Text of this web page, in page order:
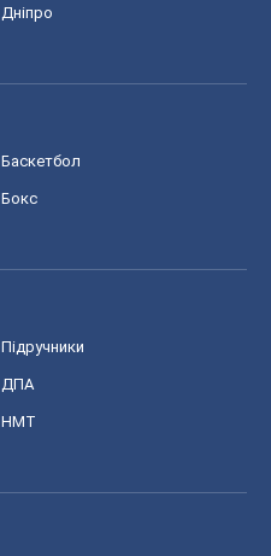
Дніпро
Баскетбол
Бокс
Підручники
ДПА
НМТ